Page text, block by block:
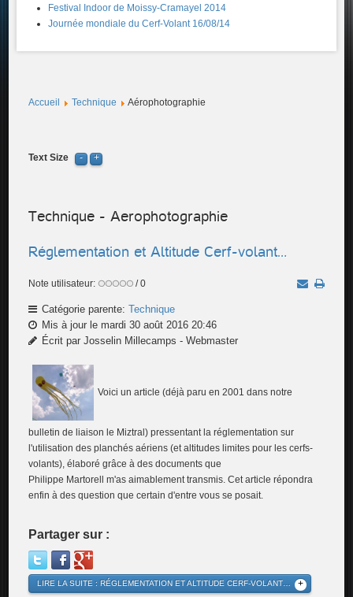
Festival Indoor de Moissy-Cramayel 2014
Journée mondiale du Cerf-Volant 16/08/14
Accueil Technique Aérophotographie
Text Size
Technique - Aerophotographie
Réglementation et Altitude Cerf-volant…
Note utilisateur: / 0
Catégorie parente:Technique
Mis à jour le mardi 30 août 2016 20:46
Écrit par Josselin Millecamps - Webmaster
Voici un article (déjà paru en 2001 dans notre
bulletin de liaison le Miztral) pressentant la réglementation sur
l'utilisation des planchés aériens (et altitudes limites pour les cerfs-
volants), élaboré grâce à des documents que
Philippe Martorell m'as aimablement transmis. Cet article répondra
enfin à des question que certain d'entre vous se posait.
Partager sur :
LIRE LA SUITE : RÉGLEMENTATION ET ALTITUDE CERF-VOLANT…